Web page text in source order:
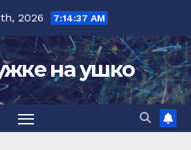
2026 7:14:38 AM
на ушко